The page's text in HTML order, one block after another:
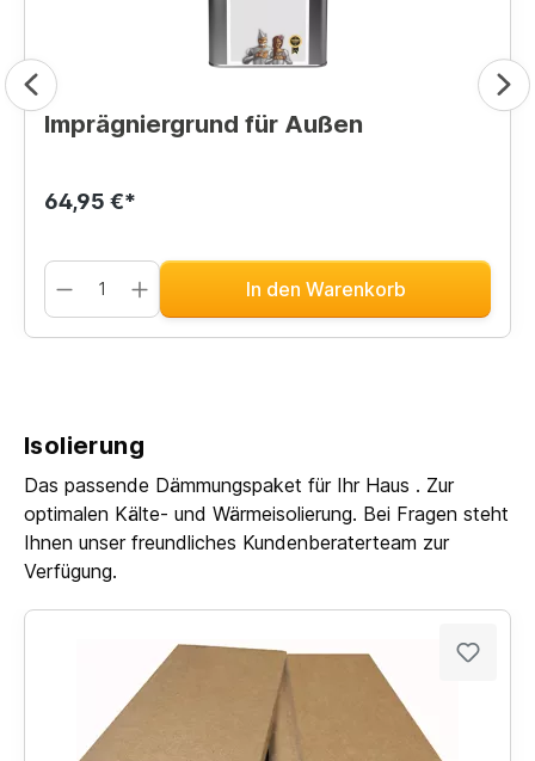
Imprägniergrund für Außen
64,95 €*
In den Warenkorb
Isolierung
Das passende Dämmungspaket für Ihr Haus . Zur
optimalen Kälte- und Wärmeisolierung. Bei Fragen steht
Ihnen unser freundliches Kundenberaterteam zur
Verfügung.